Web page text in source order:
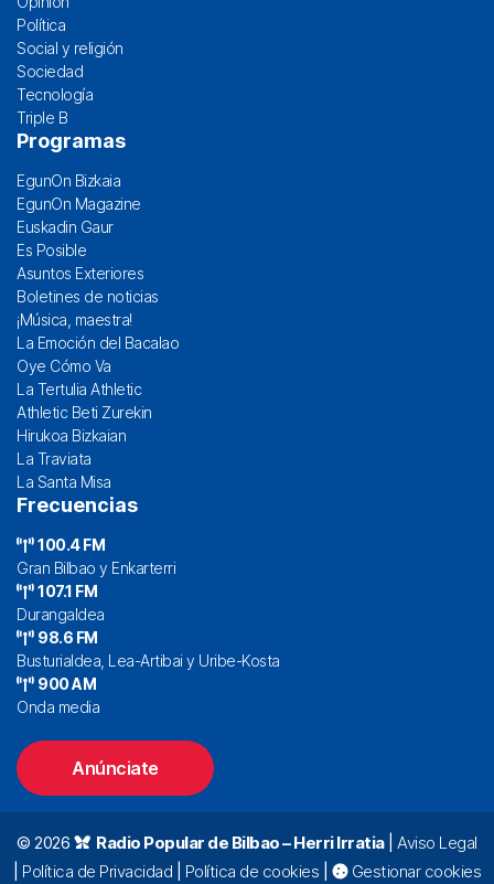
Política
Social y religión
Sociedad
Tecnología
Triple B
Programas
EgunOn Bizkaia
EgunOn Magazine
Euskadin Gaur
Es Posible
Asuntos Exteriores
Boletines de noticias
¡Música, maestra!
La Emoción del Bacalao
Oye Cómo Va
La Tertulia Athletic
Athletic Beti Zurekin
Hirukoa Bizkaian
La Traviata
La Santa Misa
Frecuencias
100.4 FM
Gran Bilbao y Enkarterri
107.1 FM
Durangaldea
98.6 FM
Busturialdea, Lea-Artibai y Uribe-Kosta
900 AM
Onda media
Anúnciate
© 2026 Radio Popular de Bilbao – Herri Irratia| Aviso Legal
Política de Privacidad Política de cookies Gestionar cookies